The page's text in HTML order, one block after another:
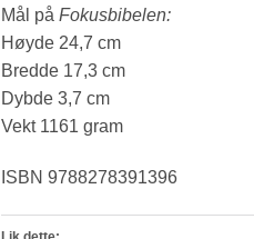
Mål på Fokusbibelen:
Høyde 24,7 cm
Bredde 17,3 cm
Dybde 3,7 cm
Vekt 1161 gram
ISBN 9788278391396